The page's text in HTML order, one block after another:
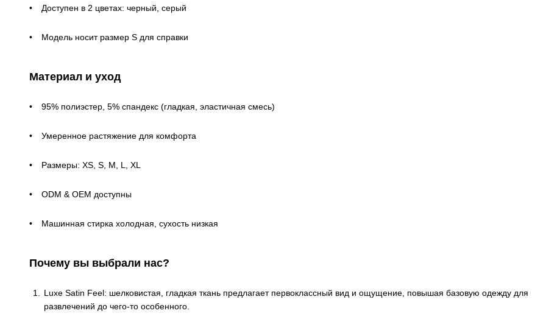
Доступен в 2 цветах: черный, серый
Модель носит размер S для справки
Материал и уход
95% полиэстер, 5% спандекс (гладкая, эластичная смесь)
Умеренное растяжение для комфорта
Размеры: XS, S, M, L, XL
ODM & OEM доступны
Машинная стирка холодная, сухость низкая
Почему вы выбрали нас?
Luxe Satin Feel: шелковистая, гладкая ткань предлагает первоклассный вид и ощущение, повышая базовую одежду для
развлечений до чего-то особенного.